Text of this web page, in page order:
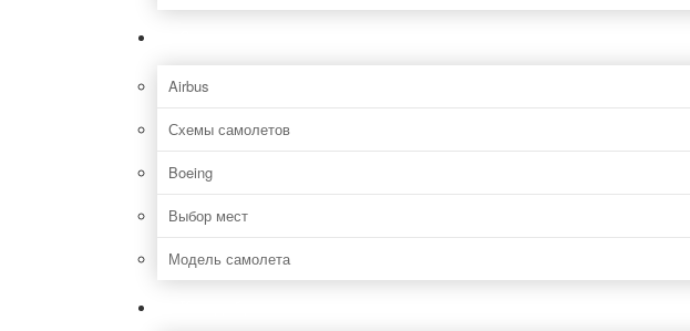
Airbus
Схемы самолетов
Boeing
Выбор мест
Модель самолета